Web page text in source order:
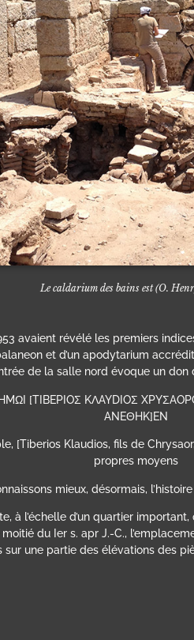
Lecaldarium des bains est (O.
avaient révélé les premiers
et d’un apodytarium
de la salle nord évoque un
[TIBEPIOΣ KΛAYDIOΣ
ANEΘHK]EN
[Tiberios Klaudios, fils de
propres moyens
mieux, désormais, l’histoire
à l’échelle d’un quartier
du Ier s. apr J.-C.,
une partie des élévations des